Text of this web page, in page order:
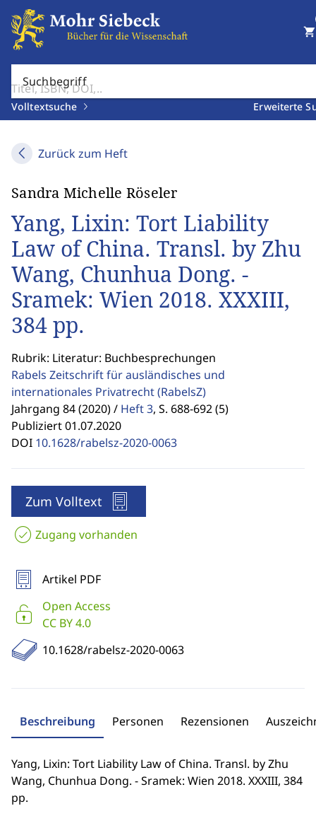
Suchbegriff
Volltextsuche Erweiterte
shopping_cart
Zurück zum Heft
Sandra Michelle Röseler
Yang, Lixin: Tort Liability
Law of China. Transl. by Zhu
Wang, Chunhua Dong. -
Sramek: Wien 2018. XXXIII,
384 pp.
Rubrik: Literatur: Buchbesprechungen
Rabels Zeitschrift für ausländisches und
internationales Privatrecht(RabelsZ)
Jahrgang 84 (2020) / Heft 3, S. 688-692 (5)
Publiziert 01.07.2020
DOI 10.1628/rabelsz-2020-0063
Zum Volltext
Zugang vorhanden
Artikel PDF
Open Access
CC BY 4.0
10.1628/rabelsz-2020-0063
Beschreibung Personen Rezensionen
Yang, Lixin: Tort Liability Law of China. Transl. by Zhu
Wang, Chunhua Dong. - Sramek: Wien 2018. XXXIII, 384
pp.